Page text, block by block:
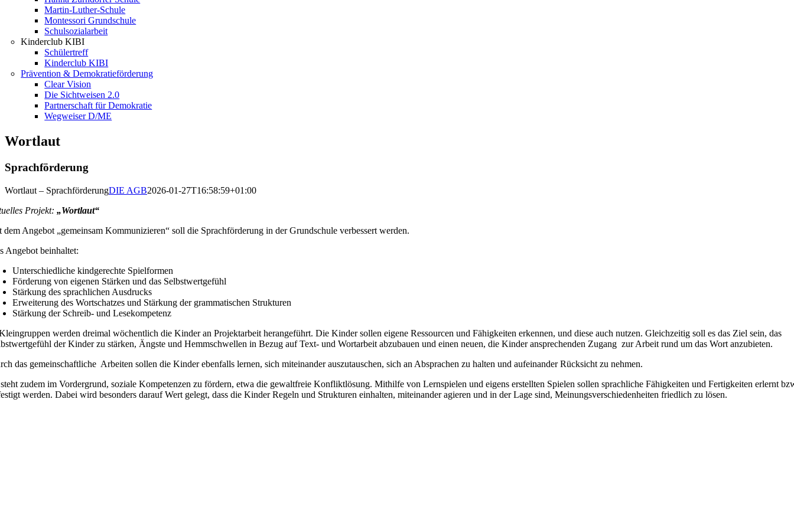
Martin-Luther-Schule
Montessori Grundschule
Schulsozialarbeit
Kinderclub KIBI
Schülertreff
Kinderclub KIBI
Prävention & Demokratieförderung
Clear Vision
Die Sichtweisen 2.0
Partnerschaft für Demokratie
Wegweiser D/ME
Wortlaut
Sprachförderung
Wortlaut – SprachförderungDIE AGB2026-01-27T16:58:59+01:00
Projekt:„Wortlaut“
dem Angebot „gemeinsam Kommunizieren“ soll die Sprachförderung in der Grundschule verbessert werden.
Angebot beinhaltet:
Unterschiedliche kindgerechte Spielformen
Förderung von eigenen Stärken und das Selbstwertgefühl
Stärkung des sprachlichen Ausdrucks
Erweiterung des Wortschatzes und Stärkung der grammatischen Strukturen
Stärkung der Schreib- und Lesekompetenz
werden dreimal wöchentlich die Kinder an Projektarbeit herangeführt. Die Kinder sollen eigene Ressourcen und Fähigkeiten erkennen, und diese auch nutzen. Gleichzeitig soll es das Ziel sein, das
der Kinder zu stärken, Ängste und Hemmschwellen in Bezug auf Text- und Wortarbeit abzubauen und einen neuen, die Kinder ansprechenden Zugang zur Arbeit rund um das Wort anzubieten.
das gemeinschaftliche Arbeiten sollen die Kinder ebenfalls lernen, sich miteinander auszutauschen, sich an Absprachen zu halten und aufeinander Rücksicht zu nehmen.
zudem im Vordergrund, soziale Kompetenzen zu fördern, etwa die gewaltfreie Konfliktlösung. Mithilfe von Lernspielen und eigens erstellten Spielen sollen sprachliche Fähigkeiten und Fertigkeiten erlernt
werden. Dabei wird besonders darauf Wert gelegt, dass die Kinder Regeln und Strukturen einhalten, miteinander agieren und in der Lage sind, Meinungsverschiedenheiten friedlich zu lösen.